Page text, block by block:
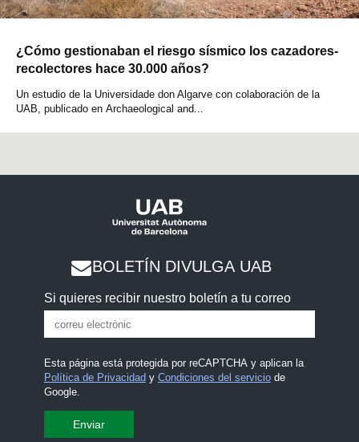
¿Cómo gestionaban el riesgo sísmico los cazadores-
recolectores hace 30.000 años?
Un estudio de la Universidade don Algarve con colaboración de la
UAB, publicado en Archaeological and...
BOLETÍN DIVULGA UAB
Si quieres recibir nuestro boletín a tu correo
Esta página está protegida por reCAPTCHA y aplican la
Política de Privacidad y Condiciones del serviciode
Google.